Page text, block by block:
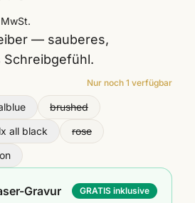
— sauberes,
Schreibgefühl.
Nur noch 1 verfügbar
brushed
lx all black
rose
Gravur GRATIS inklusive